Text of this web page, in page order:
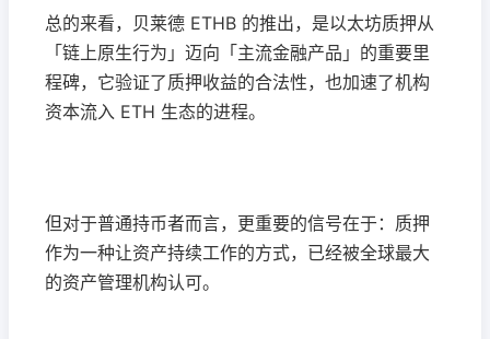
总的来看，贝莱德 ETHB 的推出，是以太坊质押从
「链上原生行为」迈向「主流金融产品」的重要里
程碑，它验证了质押收益的合法性，也加速了机构
资本流入 ETH 生态的进程。
但对于普通持币者而言，更重要的信号在于：质押
作为一种让资产持续工作的方式，已经被全球最大
的资产管理机构认可。